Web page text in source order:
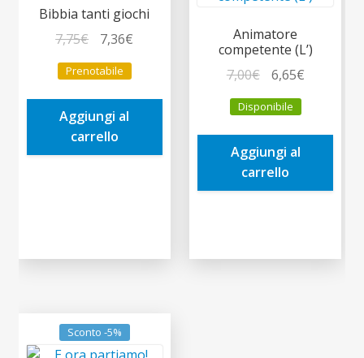
Bibbia tanti giochi
7,75€
prezzo
originale
era:
7,75€.
7,36€
è:
Prenotabile
Aggiungi al
carrello
Animatore
competente (L’)
7,00€
prezzo
originale
era:
7,00€.
6,65€Il
è:
Disponibile
Aggiungi al
carrello
Sconto -5%